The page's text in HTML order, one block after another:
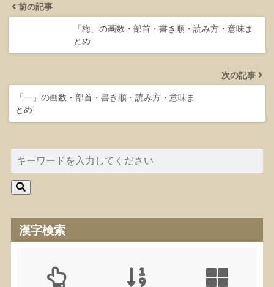
前の記事
「梅」の画数・部首・書き順・読み方・意味ま
とめ
次の記事
「一」の画数・部首・書き順・読み方・意味ま
とめ
漢字検索